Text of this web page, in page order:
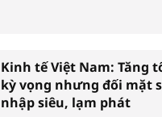
Kinh tế Việt Nam: Tăng
kỳ vọng nhưng đối mặt
nhập siêu, lạm phát